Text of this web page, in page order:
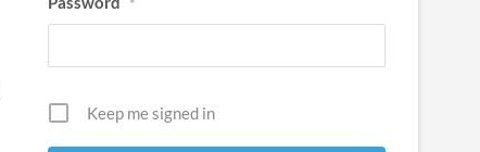
Keep me signed in